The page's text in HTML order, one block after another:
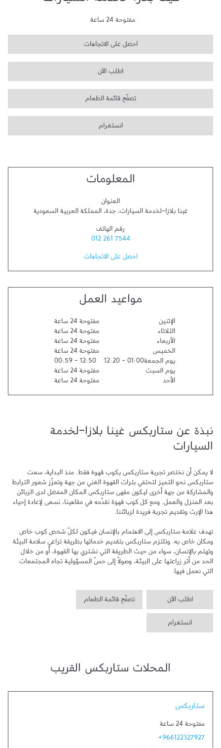
مفتوحة 24 ساعة
احصل على الاتجاهات
اطلب الآن
تصفّح قائمة الطعام
انستغرام
المعلومات
العنوان
غينا بلازا-لخدمة السيارات،جدة،المملكة العربية السعودية
رقم الهاتف
012 261 7544
احصل على الاتجاهات
مواعيد العمل
الإثنين
مفتوحة 24 ساعة
الثلاثاء
مفتوحة 24 ساعة
الأربعاء
مفتوحة 24 ساعة
الخميس
مفتوحة 24 ساعة
يوم الجمعة01:00
-
12:20
12:50
-
00:59
يوم السبت
مفتوحة 24 ساعة
الأحد
مفتوحة 24 ساعة
نبذة عن ستاربكس غينا بلازا-لخدمة
السيارات
التي نعمل فيها.
اطلب الآن تصفّح قائمة الطعام
انستغرام
المحلات ستاربكس القريب
ستاربكس
مفتوحة 24 ساعة
+966122327927